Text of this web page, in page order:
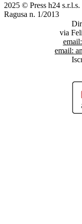
2025 © Press h24
Ragusa n. 1/2013
via
email:
email: